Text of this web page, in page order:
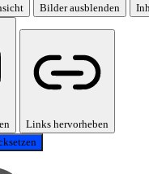
Bilder ausblenden
Links hervorheben